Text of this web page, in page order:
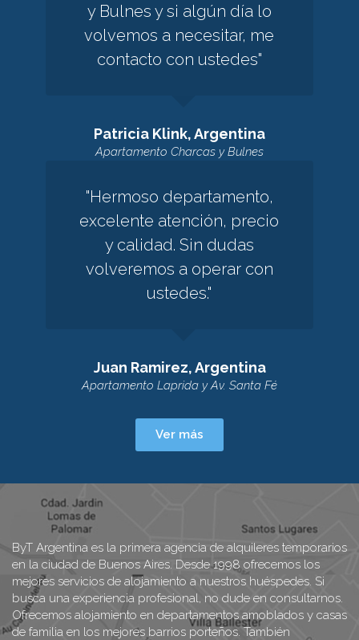
y Bulnes y si algún día lo
volvemos a necesitar, me
contacto con ustedes"
Patricia Klink, Argentina
Apartamento Charcas y Bulnes
"Hermoso departamento,
excelente atención, precio
y calidad. Sin dudas
volveremos a operar con
ustedes."
Juan Ramirez, Argentina
Apartamento Laprida y Av. Santa Fé
Ver más
ByT Argentina es la primera agencia de alquileres temporarios
en la ciudad de Buenos Aires. Desde 1998 ofrecemos los
mejores servicios de alojamiento a nuestros huéspedes. Si
busca una experiencia profesional, no dude en consultarnos.
Ofrecemos alojamiento en departamentos amoblados y casas
de familia en los mejores barrios porteños. También